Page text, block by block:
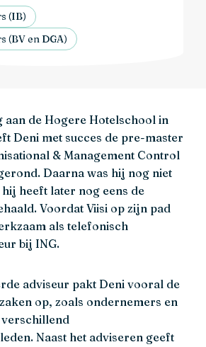
(IB)
(BV en DGA)
aan de Hogere Hotelschool in
Deni met succes de pre-master
& Management Control
Daarna was hij nog niet
heeft later nog eens de
Voordat Viisi op zijn pad
als telefonisch
bij ING.
adviseur pakt Deni vooral de
op, zoals ondernemers en
verschillend
Naast het adviseren geeft